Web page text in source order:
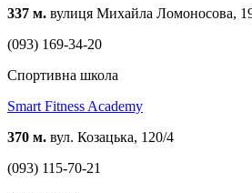
337 м. вулиця Михайла Ломоносова,
(093) 169-34-20
Спортивна школа
Smart Fitness Academy
370 м. вул. Козацька, 120/4
(093) 115-70-21